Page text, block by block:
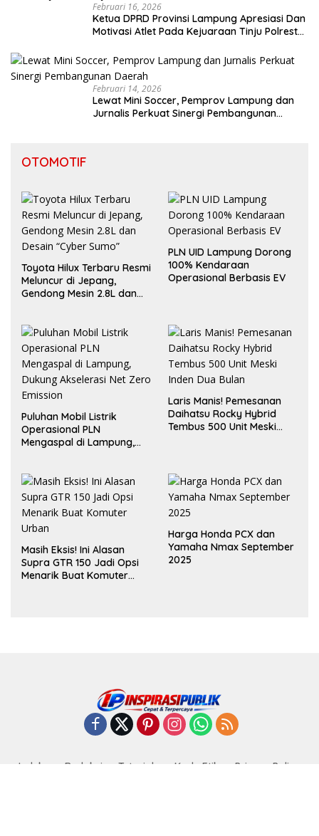
Februari 16, 2026
Ketua DPRD Provinsi Lampung Apresiasi Dan
Motivasi Atlet Pada Kejuaraan Tinju Polresta
Februari 14, 2026
Lewat Mini Soccer, Pemprov Lampung dan
Jurnalis Perkuat Sinergi Pembangunan
OTOMOTIF
Toyota Hilux Terbaru Resmi
Meluncur di Jepang,
Gendong Mesin 2.8L dan
PLN UID Lampung Dorong
100% Kendaraan
Operasional Berbasis EV
Puluhan Mobil Listrik
Operasional PLN
Mengaspal di Lampung,
Laris Manis! Pemesanan
Daihatsu Rocky Hybrid
Tembus 500 Unit Meski
Masih Eksis! Ini Alasan
Supra GTR 150 Jadi Opsi
Menarik Buat Komuter
Harga Honda PCX dan
Yamaha Nmax September
2025
Indeks Redaksi Tutorials Kode Etik
Privacy Policy